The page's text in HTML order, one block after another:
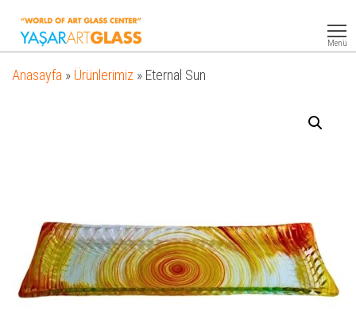
Glass
Menü
Anasayfa » Ürünlerimiz » Eternal Sun